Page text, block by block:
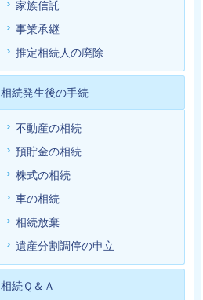
家族信託
事業承継
推定相続人の廃除
相続発生後の手続
不動産の相続
預貯金の相続
株式の相続
車の相続
相続放棄
遺産分割調停の申立
相続Ｑ＆Ａ